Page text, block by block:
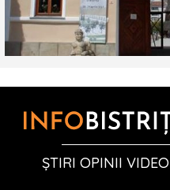
ȘTIRI OPINII VIDEO